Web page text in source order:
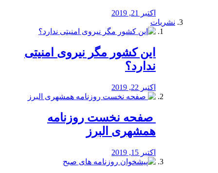
اکتبر 21, 2019
نشریات
این کشور مگر نیروی امنیتی
ندارد؟
اکتبر 22, 2019
️ صفحه نخست روزنامه‌
همشهری البرز
اکتبر 15, 2019